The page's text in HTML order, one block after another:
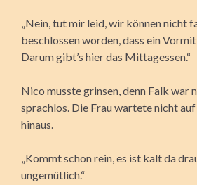
„Nein, tut mir leid, wir können nicht
beschlossen worden, dass ein
Darum gibt’s hier das Mittagessen.“
Nico musste grinsen, denn Falk war
sprachlos. Die Frau wartete nicht
hinaus.
„Kommt schon rein, es ist kalt da
ungemütlich.“